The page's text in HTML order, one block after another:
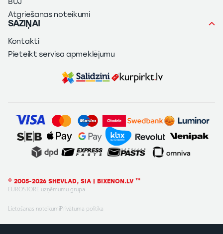
Atgriešanas noteikumi
SAZIŅAI
Kontakti
Pieteikt servisa apmeklējumu
© 2005-2026 SHEVLAD, SIA | BIXENON.LV ™
EUROSTORE uzņēmumu grupa
Lietošanas noteikumiPrivātuma politika